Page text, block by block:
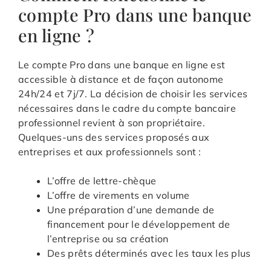
compte Pro dans une banque
en ligne ?
Le compte Pro dans une banque en ligne est
accessible à distance et de façon autonome
24h/24 et 7j/7. La décision de choisir les services
nécessaires dans le cadre du compte bancaire
professionnel revient à son propriétaire.
Quelques-uns des services proposés aux
entreprises et aux professionnels sont :
L’offre de lettre-chèque
L’offre de virements en volume
Une préparation d’une demande de
financement pour le développement de
l’entreprise ou sa création
Des prêts déterminés avec les taux les plus